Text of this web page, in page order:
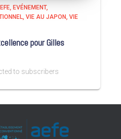
EVÉNEMENT
VIE AU JAPON VIE
pour Gilles
to subscribers